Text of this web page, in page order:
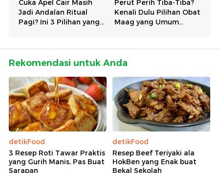
Rekomendasi untuk Anda
detikFood
3 Resep Roti Tawar Praktis
yang Gurih Manis, Pas Buat
Sarapan
detikFood
Resep Beef Teriyaki ala
HokBen yang Enak buat
Bekal Sekolah